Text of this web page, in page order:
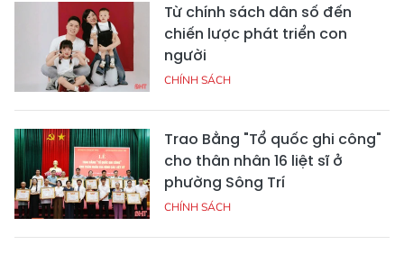
Từ chính sách dân số đến
chiến lược phát triển con
người
CHÍNH SÁCH
Trao Bằng "Tổ quốc ghi công"
cho thân nhân 16 liệt sĩ ở
phường Sông Trí
CHÍNH SÁCH